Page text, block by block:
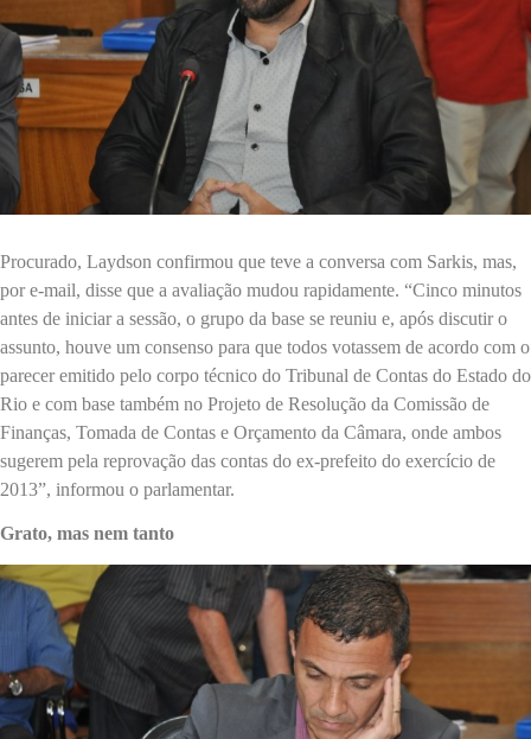
Procurado, Laydson confirmou que teve a conversa com Sarkis, mas,
por e-mail, disse que a avaliação mudou rapidamente. “Cinco minutos
antes de iniciar a sessão, o grupo da base se reuniu e, após discutir o
assunto, houve um consenso para que todos votassem de acordo com o
parecer emitido pelo corpo técnico do Tribunal de Contas do Estado do
Rio e com base também no Projeto de Resolução da Comissão de
Finanças, Tomada de Contas e Orçamento da Câmara, onde ambos
sugerem pela reprovação das contas do ex-prefeito do exercício de
2013”, informou o parlamentar.
Grato, mas nem tanto